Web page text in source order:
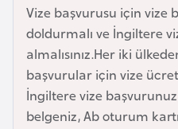
Vize başvurusu için vize
doldurmalı ve İngiltere
almalısınız.Her iki
başvurular için vize
İngiltere vize
belgeniz, Ab oturum
s
e
k
B
u